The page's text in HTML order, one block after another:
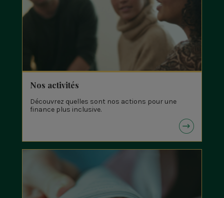
Nos activités
Découvrez quelles sont nos actions pour une
finance plus inclusive.